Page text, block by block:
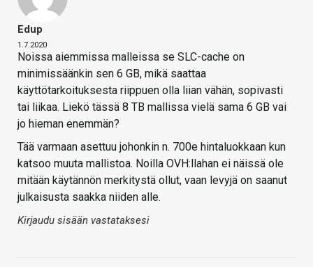
Edup
1.7.2020
Noissa aiemmissa malleissa se SLC-cache on
minimissäänkin sen 6 GB, mikä saattaa
käyttötarkoituksesta riippuen olla liian vähän, sopivasti
tai liikaa. Liekö tässä 8 TB mallissa vielä sama 6 GB vai
jo hieman enemmän?
Tää varmaan asettuu johonkin n. 700e hintaluokkaan kun
katsoo muuta mallistoa. Noilla OVH:llahan ei näissä ole
mitään käytännön merkitystä ollut, vaan levyjä on saanut
julkaisusta saakka niiden alle.
Kirjaudu sisään vastataksesi